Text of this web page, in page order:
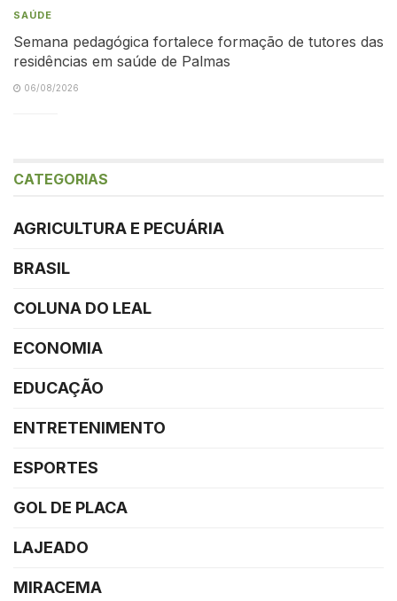
SAÚDE
Semana pedagógica fortalece formação de tutores das
residências em saúde de Palmas
06/08/2026
CATEGORIAS
AGRICULTURA E PECUÁRIA
BRASIL
COLUNA DO LEAL
ECONOMIA
EDUCAÇÃO
ENTRETENIMENTO
ESPORTES
GOL DE PLACA
LAJEADO
MIRACEMA